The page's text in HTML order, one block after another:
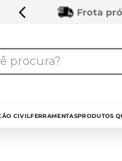
Frota
CIVILFERRAMENTASPRODUTOS